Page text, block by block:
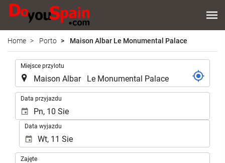
Home Porto Maison Albar Le Monumental Palace
Miejsce przylotu
Data przyjazdu
Data wyjazdu
Zajęte
Zajęte